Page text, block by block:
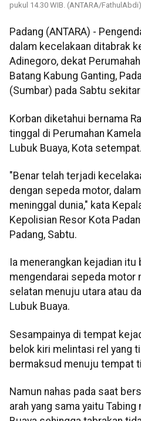
pukul 14.30 WIB. (ANTARA/FathulAbdi)
Padang (ANTARA) -
dalam kecelakaan ditabrak
Adinegoro, dekat
Batang Kabung Ganting,
(Sumbar) pada Sabtu
Korban diketahui bernama
tinggal di Perumahan
Lubuk Buaya, Kota setempat.
"Benar telah terjadi
dengan sepeda motor,
meninggal dunia," kata
Kepolisian Resor Kota
Padang, Sabtu.
Ia menerangkan kejadian
mengendarai sepeda motor
selatan menuju utara atau
Lubuk Buaya.
Sesampainya di tempat
belok kiri melintasi rel yang
bermaksud menuju tempat
Namun nahas pada saat
arah yang sama yaitu